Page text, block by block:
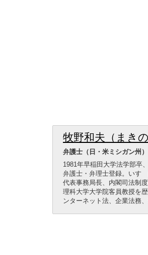
牧野和夫（まき
弁護士（日・米ミシガン州
1981年早稲田大学法学部卒
弁護士・弁理士登録。いす
代表事務局長、内閣司法制
理科大学大学院客員教授を
ンターネット法、企業法務